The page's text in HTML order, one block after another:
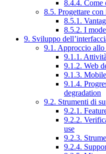
8.4.4. Come
8.5. Progettare
8.5.1.
8.5.2. I
9. Sviluppo
9.1. Approccio
9.1.1.
9.1.2. Web
9.1.3.
9.1.4.
degradation
9.2. Strumenti di
9.2.1.
9.2.2.
use
9.2.3.
9.2.4.